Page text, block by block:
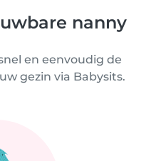
nanny
en eenvoudig de
gezin via Babysits.